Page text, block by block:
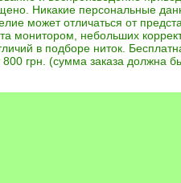
Никакие персональные
может отличаться от
монитором, небольших
в подборе ниток.
800 грн. (сумма заказа должна